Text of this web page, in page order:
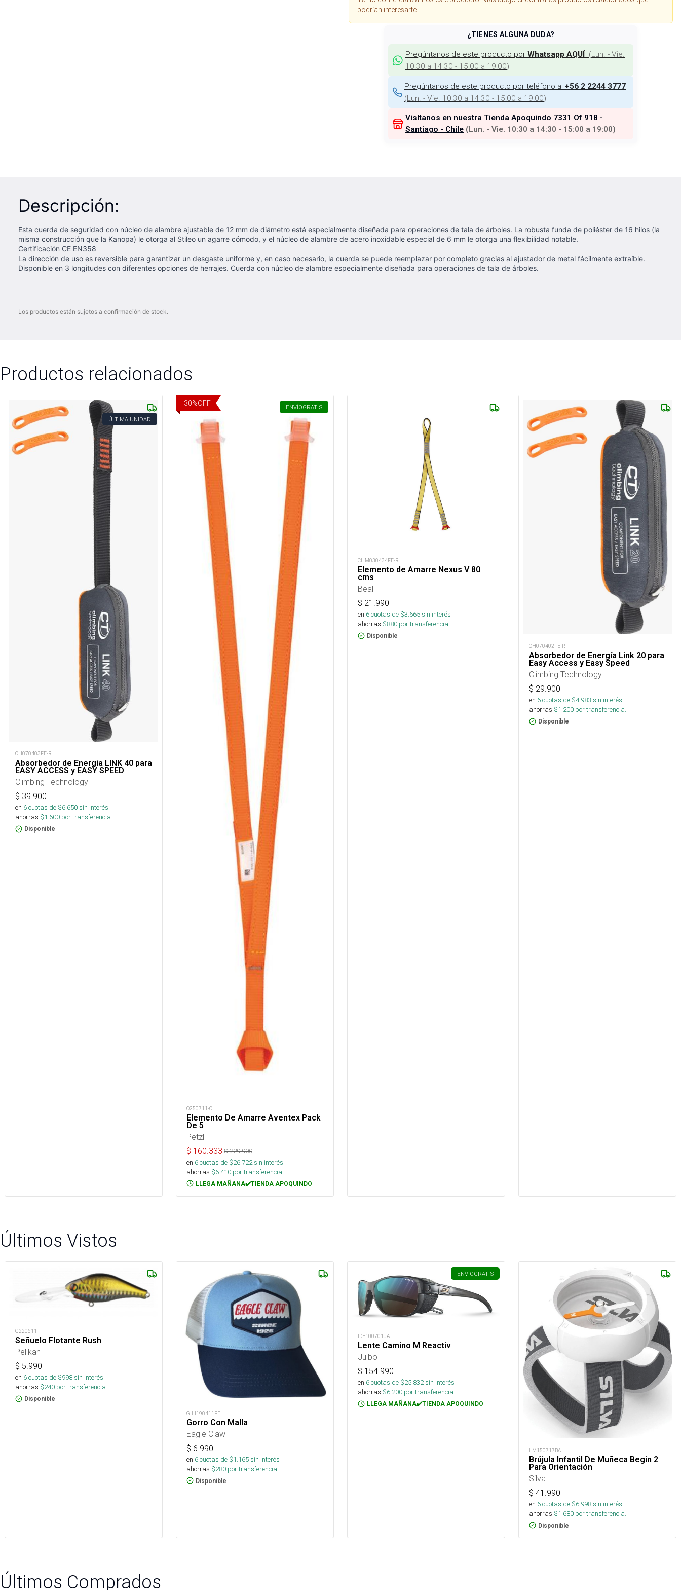
podrían interesarte.
¿TIENES ALGUNA DUDA?
Pregúntanos de este producto por Whatsapp AQUÍ (Lun. - Vie.
10:30 a 14:30 - 15:00 a 19:00)
Pregúntanos de este producto por teléfono al +56 2 2244 3777
(Lun. - Vie. 10:30 a 14:30 - 15:00 a 19:00)
Visítanos en nuestra Tienda Apoquindo 7331 Of 918 -
Santiago - Chile (Lun. - Vie. 10:30 a 14:30 - 15:00 a 19:00)
Descripción:
Esta cuerda de seguridad con núcleo de alambre ajustable de 12 mm de diámetro está especialmente diseñada para operaciones de tala de árboles. La robusta funda de poliéster de 16 hilos (la
misma construcción que la Kanopa) le otorga al Stileo un agarre cómodo, y el núcleo de alambre de acero inoxidable especial de 6 mm le otorga una flexibilidad notable.
Certificación CE EN358
La dirección de uso es reversible para garantizar un desgaste uniforme y, en caso necesario, la cuerda se puede reemplazar por completo gracias al ajustador de metal fácilmente extraíble.
Disponible en 3 longitudes con diferentes opciones de herrajes. Cuerda con núcleo de alambre especialmente diseñada para operaciones de tala de árboles.
Los productos están sujetos a confirmación de stock.
Productos relacionados
ÚLTIMA UNIDAD
CH070403FE-R
Absorbedor de Energia LINK 40 para
EASY ACCESS y EASY SPEED
Climbing Technology
$ 39.900
en 6cuotas de $6.650sin interés
ahorras $1.600 por transferencia.
Disponible
30%OFF ENVÍOGRATIS
O250711-C
Elemento De Amarre Aventex Pack
De 5
Petzl
$ 160.333 $229.900
en 6cuotas de $26.722sin interés
ahorras $6.410 por transferencia.
LLEGA MAÑANA✔️TIENDA APOQUINDO
CHM030434FE-R
Elemento de Amarre Nexus V 80
cms
Beal
$ 21.990
en 6cuotas de $3.665sin interés
ahorras $880 por transferencia.
Disponible
CH070402FE-R
Absorbedor de Energía Link 20 para
Easy Access y Easy Speed
Climbing Technology
$ 29.900
en 6cuotas de $4.983 sin interés
ahorras $1.200 por transferencia.
Disponible
Últimos Vistos
G220611
Señuelo Flotante Rush
Pelikan
$ 5.990
en 6cuotas de $998sin interés
ahorras $240 por transferencia.
Disponible
GILI190411FE
Gorro Con Malla
Eagle Claw
$ 6.990
en 6cuotas de $1.165sin interés
ahorras $280 por transferencia.
Disponible
ENVÍOGRATIS
IDE100701JA
Lente Camino M Reactiv
Julbo
$ 154.990
en 6cuotas de $25.832sin interés
ahorras $6.200 por transferencia.
LLEGA MAÑANA✔️TIENDA APOQUINDO
LM150717BA
Brújula Infantil De Muñeca Begin 2
Para Orientación
Silva
$ 41.990
en 6cuotas de $6.998sin interés
ahorras $1.680 por transferencia.
Disponible
Últimos Comprados